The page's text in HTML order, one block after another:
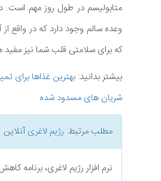
متابولیسم در طول روز مهم است.
وعده سالم وجود دارد که در واقع
که برای سلامتی قلب شما نیز
بیشتر بدانید: بهترین غذاها برای
شریان های مسدود شده
مطلب مرتبط: رژیم لاغریآنلاین
نرم افزار رژیم لاغری، برنامه